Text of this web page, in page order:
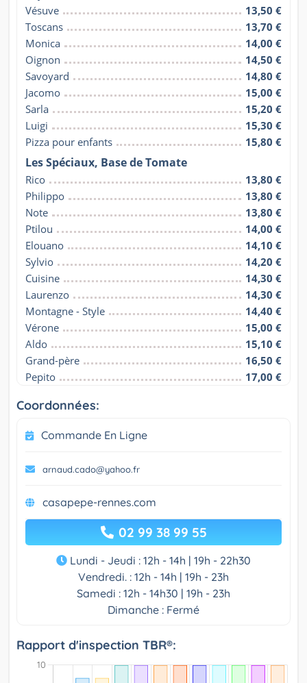
Vésuve
13,50 €
Toscans
13,70 €
Monica
14,00 €
Oignon
14,50 €
Savoyard
14,80 €
Jacomo
15,00 €
Sarla
15,20 €
Luigi
15,30 €
Pizza pour enfants
15,80 €
Les Spéciaux, Base de Tomate
Rico
13,80 €
Philippo
13,80 €
Note
13,80 €
Ptilou
14,00 €
Elouano
14,10 €
Sylvio
14,20 €
Cuisine
14,30 €
Laurenzo
14,30 €
Montagne - Style
14,40 €
Vérone
15,00 €
Aldo
15,10 €
Grand-père
16,50 €
Pepito
17,00 €
Coordonnées:
Commande En Ligne
arnaud.cado@yahoo.fr
casapepe-rennes.com
02 99 38 99 55
Lundi - Jeudi : 12h - 14h | 19h - 22h30
Vendredi. : 12h - 14h | 19h - 23h
Samedi : 12h - 14h30 | 19h - 23h
Dimanche : Fermé
Rapport d'inspection TBR®: